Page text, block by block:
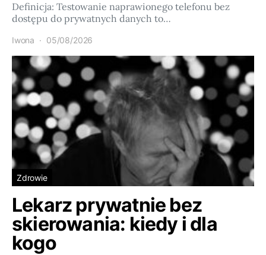
Definicja: Testowanie naprawionego telefonu bez
dostępu do prywatnych danych to…
Iwona 05/08/2026
Zdrowie
Lekarz prywatnie bez
skierowania: kiedy i dla
kogo